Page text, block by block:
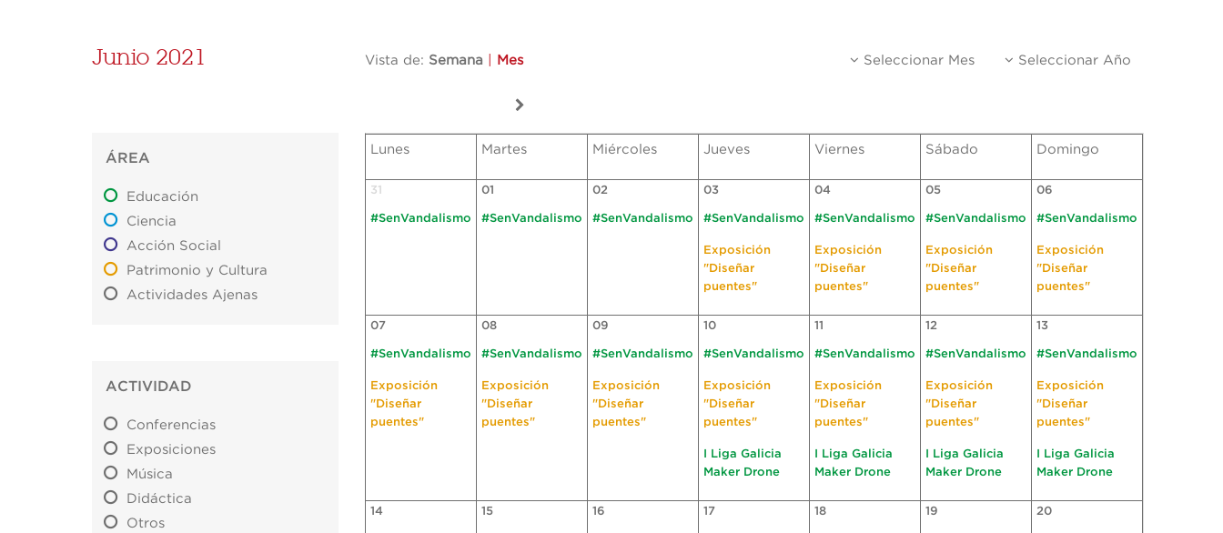
Junio 2021 Vista de: Semana Mes Seleccionar Mes Seleccionar Año
ÁREA
Educación
Ciencia
Acción Social
Patrimonio y Cultura
Actividades Ajenas
ACTIVIDAD
Conferencias
Exposiciones
Música
Didáctica
Otros
Lunes Martes Miércoles Jueves Viernes Sábado Domingo
31
#SenVandalismo
01
#SenVandalismo
02
#SenVandalismo
03
#SenVandalismo
Exposición
"Diseñar
puentes"
04
#SenVandalismo
Exposición
"Diseñar
puentes"
05
#SenVandalismo
Exposición
"Diseñar
puentes"
06
#SenVandalismo
Exposición
"Diseñar
puentes"
07
#SenVandalismo
Exposición
"Diseñar
puentes"
08
#SenVandalismo
Exposición
"Diseñar
puentes"
09
#SenVandalismo
Exposición
"Diseñar
puentes"
10
#SenVandalismo
Exposición
"Diseñar
puentes"
I Liga Galicia
Maker Drone
11
#SenVandalismo
Exposición
"Diseñar
puentes"
I Liga Galicia
Maker Drone
12
#SenVandalismo
Exposición
"Diseñar
puentes"
I Liga Galicia
Maker Drone
13
#SenVandalismo
Exposición
"Diseñar
puentes"
I Liga Galicia
Maker Drone
14 15 16 17 18 19 20